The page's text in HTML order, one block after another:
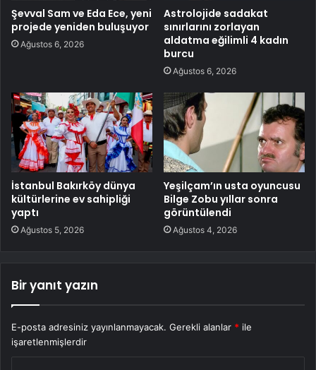
Şevval Sam ve Eda Ece, yeni
projede yeniden buluşuyor
Ağustos 6, 2026
Astrolojide sadakat
sınırlarını zorlayan
aldatma eğilimli 4 kadın
burcu
Ağustos 6, 2026
İstanbul Bakırköy dünya
kültürlerine ev sahipliği
yaptı
Ağustos 5, 2026
Yeşilçam’ın usta oyuncusu
Bilge Zobu yıllar sonra
görüntülendi
Ağustos 4, 2026
Bir yanıt yazın
E-posta adresiniz yayınlanmayacak. Gerekli alanlar * ile
işaretlenmişlerdir